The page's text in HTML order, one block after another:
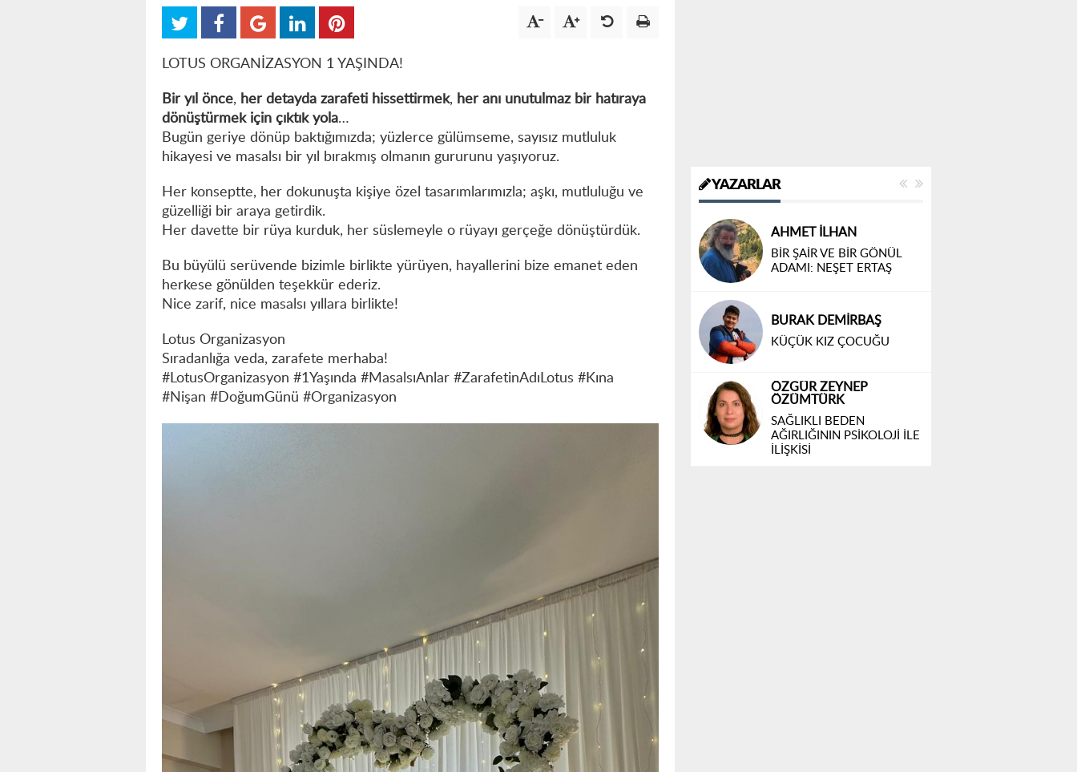
LOTUS ORGANİZASYON 1 YAŞINDA!
Bir yıl önce, her detayda zarafeti hissettirmek, her anı unutulmaz bir hatıraya
dönüştürmek için çıktık yola…
Bugün geriye dönüp baktığımızda; yüzlerce gülümseme, sayısız mutluluk
hikayesi ve masalsı bir yıl bırakmış olmanın gururunu yaşıyoruz.
Her konseptte, her dokunuşta kişiye özel tasarımlarımızla; aşkı, mutluluğu ve
güzelliği bir araya getirdik.
Her davette bir rüya kurduk, her süslemeyle o rüyayı gerçeğe dönüştürdük.
Bu büyülü serüvende bizimle birlikte yürüyen, hayallerini bize emanet eden
herkese gönülden teşekkür ederiz.
Nice zarif, nice masalsı yıllara birlikte!
Lotus Organizasyon
Sıradanlığa veda, zarafete merhaba!
#LotusOrganizasyon #1Yaşında #MasalsıAnlar #ZarafetinAdıLotus #Kına
#Nişan #DoğumGünü #Organizasyon
YAZARLAR
ÜLKÜ KAYA
RUHUN ŞİFASI-1 (UYANIŞ)
Tebeşir Tozlu Bir Mazi
Yolculuğu Eşliğinde